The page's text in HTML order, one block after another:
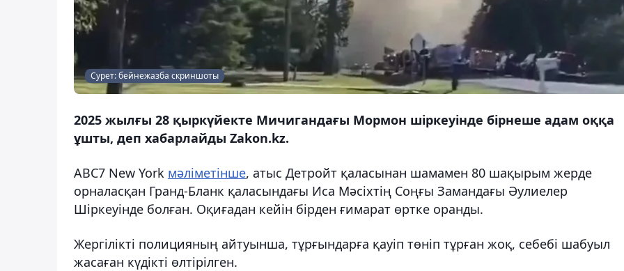
Сурет: бейнежазба скриншоты
2025 жылғы 28 қыркүйекте Мичигандағы Мормон шіркеуінде бірнеше адам оққа
ұшты, деп хабарлайды Zakon.kz.
ABC7 New York мәліметінше, атыс Детройт қаласынан шамамен 80 шақырым жерде
орналасқан Гранд-Бланк қаласындағы Иса Мәсіхтің Соңғы Замандағы Әулиелер
Шіркеуінде болған. Оқиғадан кейін бірден ғимарат өртке оранды.
Жергілікті полицияның айтуынша, тұрғындарға қауіп төніп тұрған жоқ, себебі шабуыл
жасаған күдікті өлтірілген.